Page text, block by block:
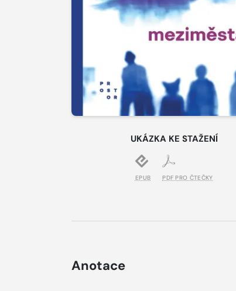
UKÁZKA KE STAŽENÍ
EPUB PDF PRO ČTEČKY
Anotace